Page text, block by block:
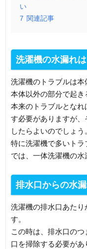
い
7 関連記事
洗濯機の水漏れ
洗濯機のトラブルは
本体以外の部分で起き
本来のトラブルとな
す必要がありますが
したらよいのでしょう
特に洗濯機で多いトラ
では、一体洗濯機の水
排水口からの水
洗濯機の排水口あた
す。
この時は、排水口の
口を掃除する必要があ